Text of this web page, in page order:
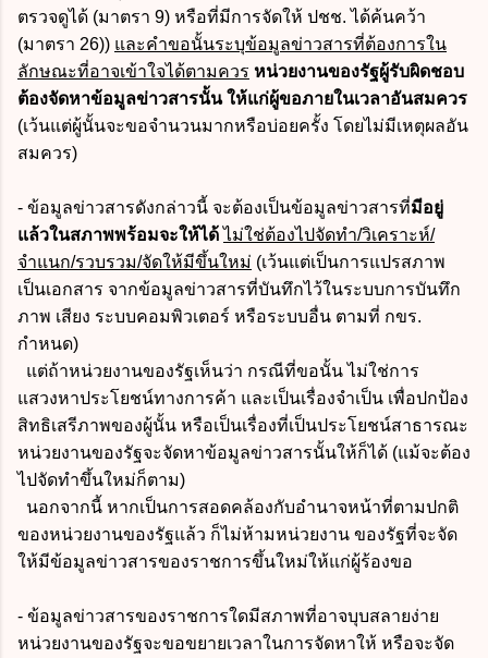
ตรวจดูได้ (มาตรา 9) หรือที่มีการจัดให้ ปชช. ได้ค้นคว้า
(มาตรา 26)) และคำขอนั้นระบุข้อมูลข่าวสารที่ต้องการใน
ลักษณะที่อาจเข้าใจได้ตามควร หน่วยงานของรัฐผู้รับผิดชอบ
ต้องจัดหาข้อมูลข่าวสารนั้น ให้แก่ผู้ขอภายในเวลาอันสมควร
(เว้นแต่ผู้นั้นจะขอจำนวนมากหรือบ่อยครั้ง โดยไม่มีเหตุผลอัน
สมควร)
- ข้อมูลข่าวสารดังกล่าวนี้ จะต้องเป็นข้อมูลข่าวสารที่มีอยู่
แล้วในสภาพพร้อมจะให้ได้ ไม่ใช่ต้องไปจัดทำ/วิเคราะห์/
จำแนก/รวบรวม/จัดให้มีขึ้นใหม่ (เว้นแต่เป็นการแปรสภาพ
เป็นเอกสาร จากข้อมูลข่าวสารที่บันทึกไว้ในระบบการบันทึก
ภาพ เสียง ระบบคอมพิวเตอร์ หรือระบบอื่น ตามที่ กขร.
กำหนด)
แต่ถ้าหน่วยงานของรัฐเห็นว่า กรณีที่ขอนั้น ไม่ใช่การ
แสวงหาประโยชน์ทางการค้า และเป็นเรื่องจำเป็น เพื่อปกป้อง
สิทธิเสรีภาพของผู้นั้น หรือเป็นเรื่องที่เป็นประโยชน์สาธารณะ
หน่วยงานของรัฐจะจัดหาข้อมูลข่าวสารนั้นให้ก็ได้ (แม้จะต้อง
ไปจัดทำขึ้นใหม่ก็ตาม)
นอกจากนี้ หากเป็นการสอดคล้องกับอำนาจหน้าที่ตามปกติ
ของหน่วยงานของรัฐแล้ว ก็ไม่ห้ามหน่วยงาน ของรัฐที่จะจัด
ให้มีข้อมูลข่าวสารของราชการขึ้นใหม่ให้แก่ผู้ร้องขอ
- ข้อมูลข่าวสารของราชการใดมีสภาพที่อาจบุบสลายง่าย
หน่วยงานของรัฐจะขอขยายเวลาในการจัดหาให้ หรือจะจัด